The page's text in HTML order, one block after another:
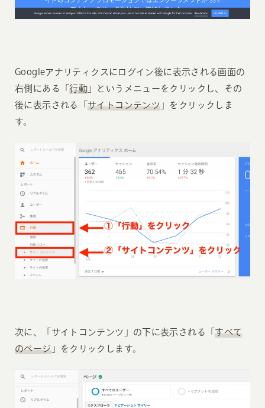
Googleアナリティクスにログイン後に表示される画面の
右側にある「行動 」というメニューをクリックし、その
後に表示される「 サイトコンテンツ 」をクリックしま
す。
次に、「サイトコンテンツ」の下に表示される「すべて
のページ」をクリックします。